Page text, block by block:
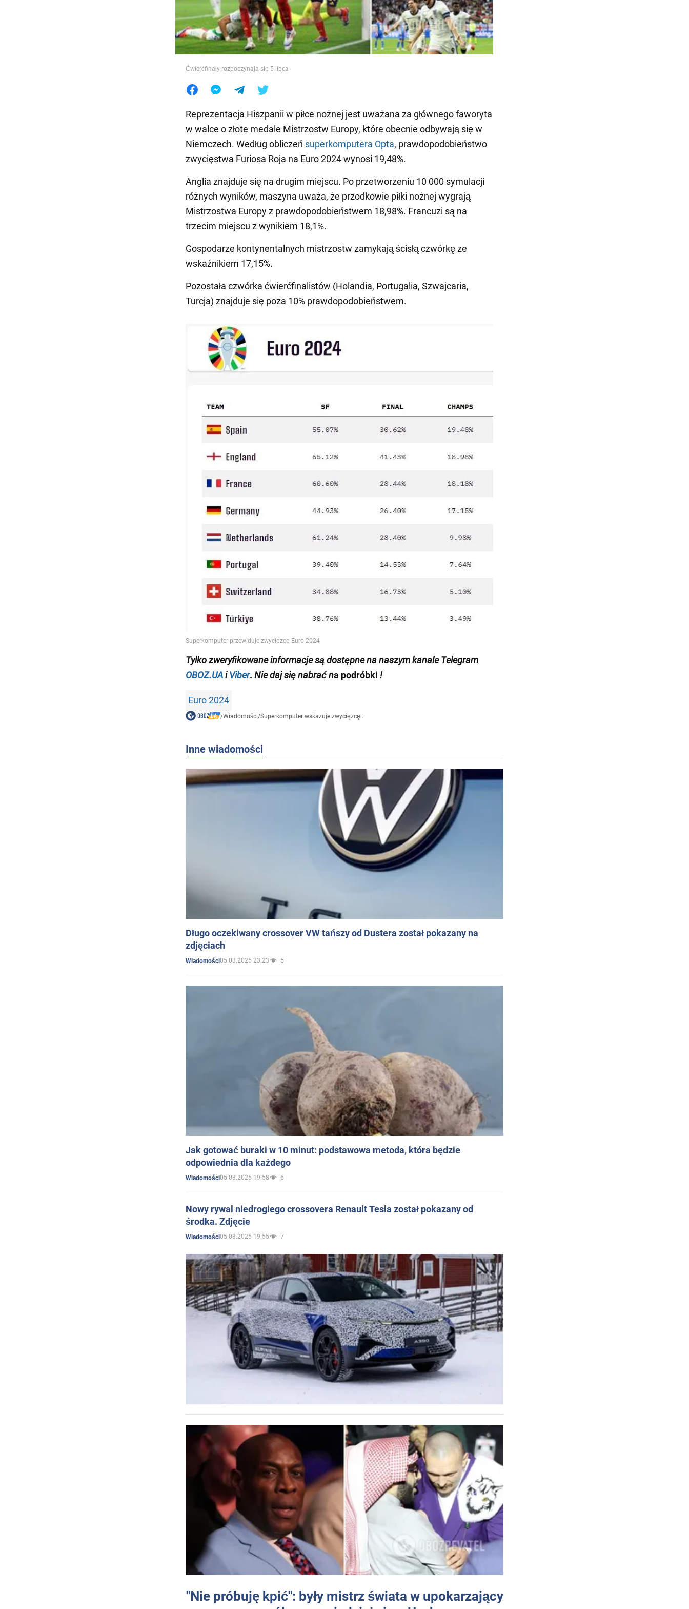
Jedzenie
Ćwierćfinały rozpoczynają się 5 lipca
Reprezentacja Hiszpanii w piłce nożnej jest uważana za głównego faworyta
w walce o złote medale Mistrzostw Europy, które obecnie odbywają się w
Niemczech. Według obliczeń superkomputera Opta, prawdopodobieństwo
zwycięstwa Furiosa Roja na Euro 2024 wynosi 19,48%.
Anglia znajduje się na drugim miejscu. Po przetworzeniu 10 000 symulacji
różnych wyników, maszyna uważa, że przodkowie piłki nożnej wygrają
Mistrzostwa Europy z prawdopodobieństwem 18,98%. Francuzi są na
trzecim miejscu z wynikiem 18,1%.
Gospodarze kontynentalnych mistrzostw zamykają ścisłą czwórkę ze
wskaźnikiem 17,15%.
Pozostała czwórka ćwierćfinalistów (Holandia, Portugalia, Szwajcaria,
Turcja) znajduje się poza 10% prawdopodobieństwem.
Tylkozweryfikowane informacje są dostępne na naszym kanale Telegram
OBOZ.UAiViber. Nie daj się nabrać na podróbki !
Euro 2024
/Wiadomości/Superkomputer wskazuje zwycięzcę...
Inne wiadomości
Długo oczekiwany crossover VW tańszy od Dustera został pokazany na
zdjęciach
Wiadomości05.03.2025 23:23 5
Jak gotować buraki w 10 minut: podstawowa metoda, która będzie
odpowiednia dla każdego
Wiadomości05.03.2025 19:58 6
Nowy rywal niedrogiego crossovera Renault Tesla został pokazany od
środka. Zdjęcie
Wiadomości05.03.2025 19:55 7
"Nie próbuję kpić": były mistrz świata w upokarzający